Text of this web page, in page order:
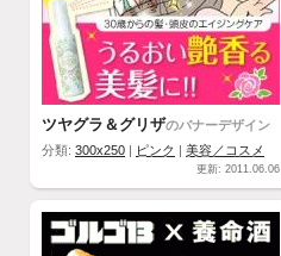
ツヤグラ＆グリザのバナーデザイン
分類: 300x250 ピンク 美容／コスメ
更新: 2011.06.06